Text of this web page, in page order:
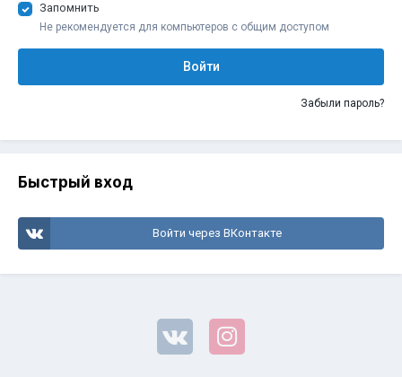
Запомнить
Не рекомендуется для компьютеров с общим доступом
Войти
Забыли пароль?
Быстрый вход
Войти через ВКонтакте